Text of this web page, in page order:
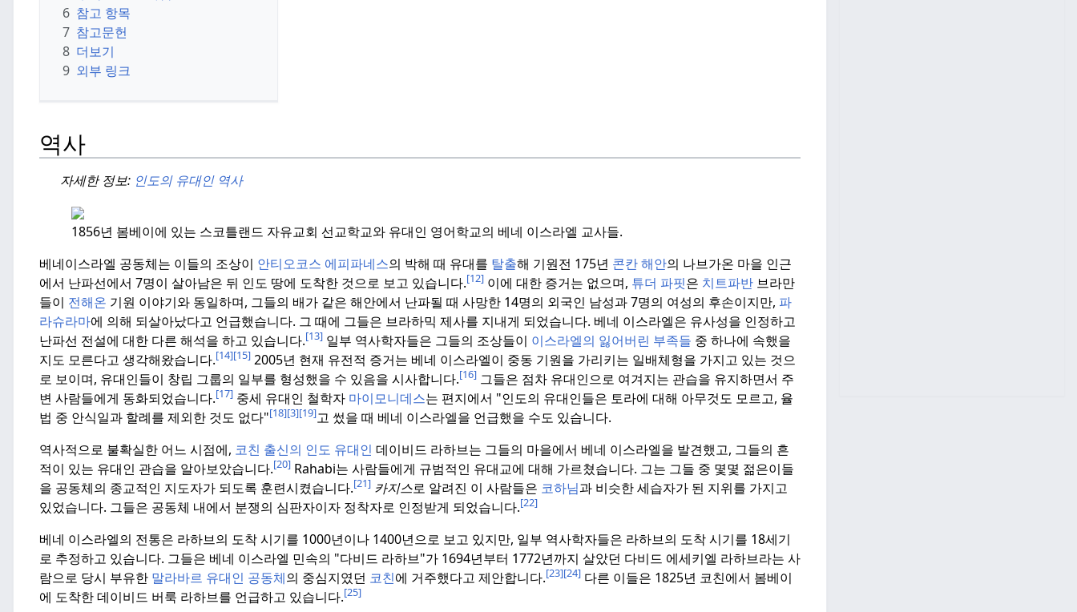
6 참고 항목
7 참고문헌
8 더보기
9 외부 링크
역사
자세한 정보: 인도의 유대인 역사
1856년 봄베이에 있는 스코틀랜드 자유교회 선교학교와 유대인 영어학교의 베네 이스라엘 교사들.
베네이스라엘 공동체는 이들의 조상이 안티오코스 에피파네스의 박해 때 유대를 탈출해 기원전 175년 콘칸 해안의 나브가온 마을 인근
에서 난파선에서 7명이 살아남은 뒤 인도 땅에 도착한 것으로 보고 있습니다.[12] 이에 대한 증거는 없으며, 튜더 파핏은 치트파반 브라만
들이 전해온 기원 이야기와 동일하며, 그들의 배가 같은 해안에서 난파될 때 사망한 14명의 외국인 남성과 7명의 여성의 후손이지만, 파
라슈라마에 의해 되살아났다고 언급했습니다. 그 때에 그들은 브라하믹 제사를 지내게 되었습니다. 베네 이스라엘은 유사성을 인정하고
난파선 전설에 대한 다른 해석을 하고 있습니다.[13] 일부 역사학자들은 그들의 조상들이 이스라엘의 잃어버린 부족들 중 하나에 속했을
지도 모른다고 생각해왔습니다.[14][15] 2005년 현재 유전적 증거는 베네 이스라엘이 중동 기원을 가리키는 일배체형을 가지고 있는 것으
로 보이며, 유대인들이 창립 그룹의 일부를 형성했을 수 있음을 시사합니다.[16] 그들은 점차 유대인으로 여겨지는 관습을 유지하면서 주
변 사람들에게 동화되었습니다.[17] 중세 유대인 철학자 마이모니데스는 편지에서 "인도의 유대인들은 토라에 대해 아무것도 모르고, 율
법 중 안식일과 할례를 제외한 것도 없다"[18][3][19]고 썼을 때 베네 이스라엘을 언급했을 수도 있습니다.
역사적으로 불확실한 어느 시점에, 코친 출신의 인도 유대인 데이비드 라하브는 그들의 마을에서 베네 이스라엘을 발견했고, 그들의 흔
적이 있는 유대인 관습을 알아보았습니다.[20] Rahabi는 사람들에게 규범적인 유대교에 대해 가르쳤습니다. 그는 그들 중 몇몇 젊은이들
을 공동체의 종교적인 지도자가 되도록 훈련시켰습니다.[21] 카지스로 알려진 이 사람들은 코하님과 비슷한 세습자가 된 지위를 가지고
있었습니다. 그들은 공동체 내에서 분쟁의 심판자이자 정착자로 인정받게 되었습니다.[22]
베네 이스라엘의 전통은 라하브의 도착 시기를 1000년이나 1400년으로 보고 있지만, 일부 역사학자들은 라하브의 도착 시기를 18세기
로 추정하고 있습니다. 그들은 베네 이스라엘 민속의 "다비드 라하브"가 1694년부터 1772년까지 살았던 다비드 에세키엘 라하브라는 사
람으로 당시 부유한 말라바르 유대인 공동체의 중심지였던 코친에 거주했다고 제안합니다.[23][24] 다른 이들은 1825년 코친에서 봄베이
에 도착한 데이비드 버룩 라하브를 언급하고 있습니다.[25]